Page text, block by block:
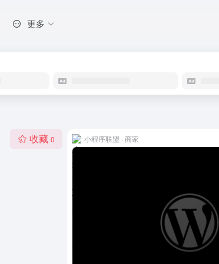
更多
收藏 0 小程序联盟 · 商家